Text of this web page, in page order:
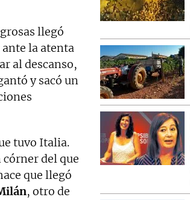
llegó
la atenta
al descanso,
y sacó un
tuvo Italia.
del que
que llegó
, otro de